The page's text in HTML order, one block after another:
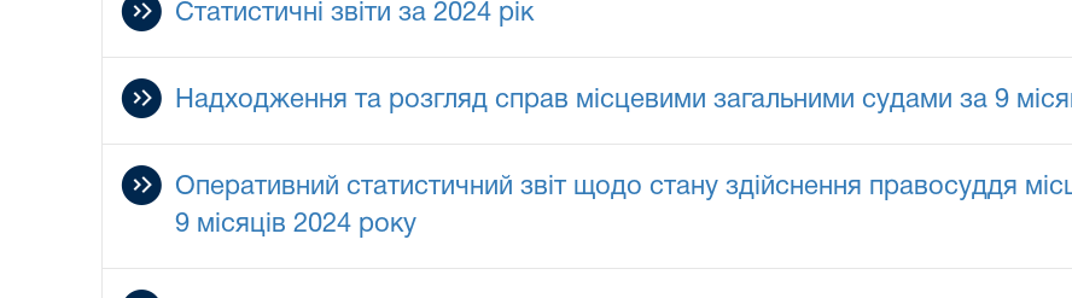
Статистичні звіти за 2024 рік
Надходження та розгляд справ місцевими загальними судами за 9
Оперативний статистичний звіт щодо стану здійснення правосуддя
9 місяців 2024 року